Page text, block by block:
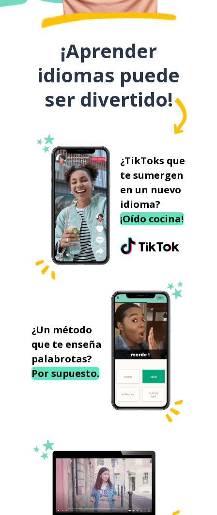
¡Aprender
idiomas puede
ser divertido!
¿TikToks que
te sumergen
en un nuevo
idioma?
¡Oído cocina!
¿Un método
que te enseña
palabrotas?
Por supuesto.